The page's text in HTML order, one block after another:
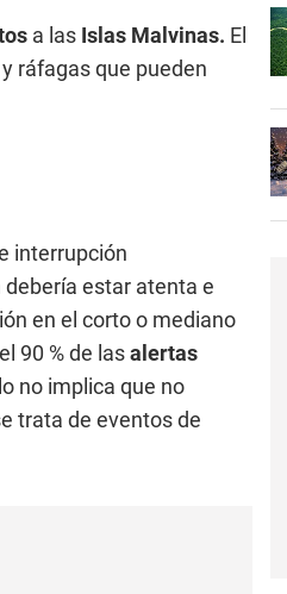
a las Islas Malvinas. El
ráfagas que pueden
interrupción
debería estar atenta e
en el corto o mediano
90 % de lasalertas
no implica que no
trata de eventos de